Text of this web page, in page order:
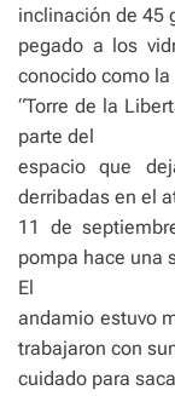
inclinación de 45
pegado a los
conocido como la
“Torre de la
parte del
espacio que
derribadas en el
11 de
pompa hace una
El
andamio estuvo
trabajaron con
cuidado para